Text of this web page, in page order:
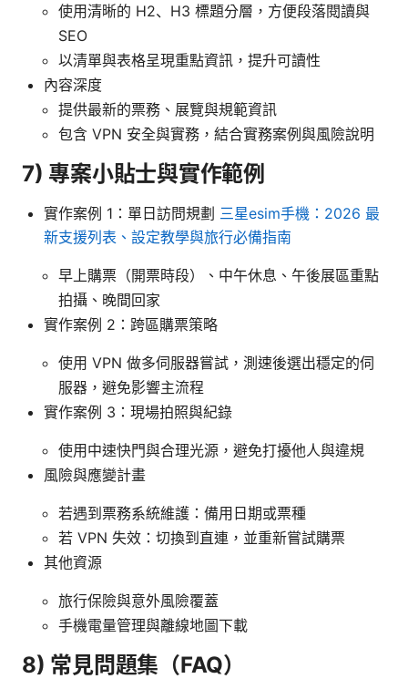
使用清晰的 H2、H3 標題分層，方便段落閱讀與
SEO
以清單與表格呈現重點資訊，提升可讀性
內容深度
提供最新的票務、展覽與規範資訊
包含 VPN 安全與實務，結合實務案例與風險說明
7) 專案小貼士與實作範例
實作案例 1：單日訪問規劃 三星esim手機：2026 最
新支援列表、設定教學與旅行必備指南
早上購票（開票時段）、中午休息、午後展區重點
拍攝、晚間回家
實作案例 2：跨區購票策略
使用 VPN 做多伺服器嘗試，測速後選出穩定的伺
服器，避免影響主流程
實作案例 3：現場拍照與紀錄
使用中速快門與合理光源，避免打擾他人與違規
風險與應變計畫
若遇到票務系統維護：備用日期或票種
若 VPN 失效：切換到直連，並重新嘗試購票
其他資源
旅行保險與意外風險覆蓋
手機電量管理與離線地圖下載
8) 常見問題集（FAQ）